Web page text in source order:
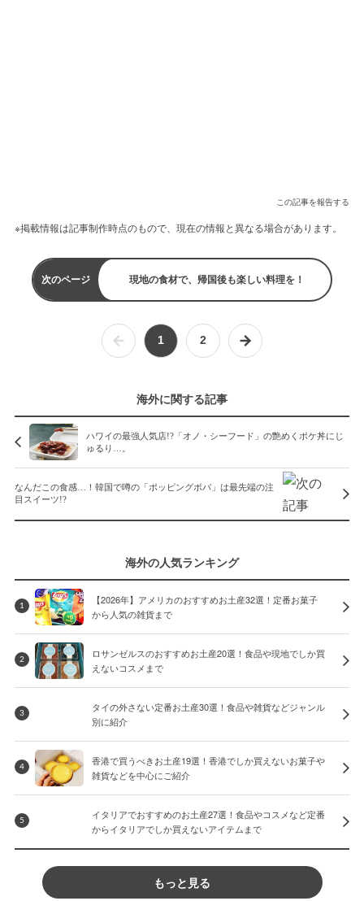
この記事を報告する
※掲載情報は記事制作時点のもので、現在の情報と異なる場合があります。
次のページ 現地の食材で、帰国後も楽しい料理を！
1 2
海外に関する記事
ハワイの最強人気店!?「オノ・シーフード」の艶めくポケ丼にじ
ゅるり…。
なんだこの食感…！韓国で噂の「ポッピングボバ」は最先端の注
目スイーツ!?
海外の人気ランキング
1
【2026年】アメリカのおすすめお土産32選！定番お菓子
から人気の雑貨まで
2
ロサンゼルスのおすすめお土産20選！食品や現地でしか買
えないコスメまで
3
タイの外さない定番お土産30選！食品や雑貨などジャンル
別に紹介
4
香港で買うべきお土産19選！香港でしか買えないお菓子や
雑貨などを中心にご紹介
5
イタリアでおすすめのお土産27選！食品やコスメなど定番
からイタリアでしか買えないアイテムまで
もっと見る